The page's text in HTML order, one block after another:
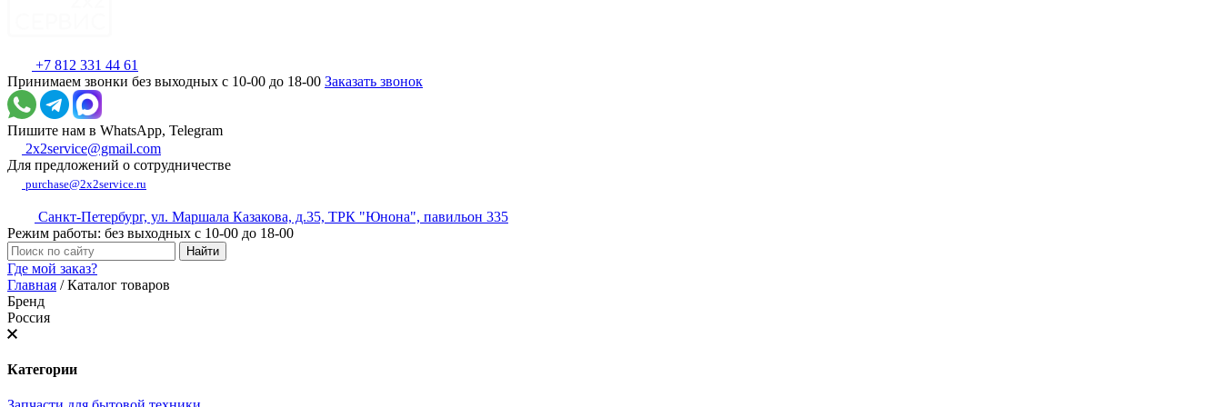
+7 812 331 44 61
Принимаем звонки без выходных с 10-00 до 18-00 Заказать звонок
Пишите нам в WhatsApp, Telegram
2x2service@gmail.com
Для предложений о сотрудничестве
purchase@2x2service.ru
Санкт-Петербург, ул. Маршала Казакова, д.35, ТРК "Юнона", павильон 335
Режим работы: без выходных с 10-00 до 18-00
Где мой заказ?
Главная /Каталог товаров
Бренд
Россия
Категории